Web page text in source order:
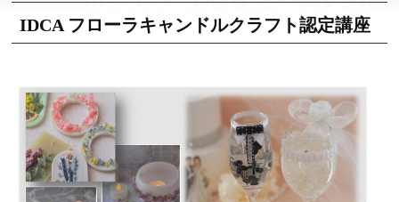
IDCA フローラキャンドルクラフト認定講座